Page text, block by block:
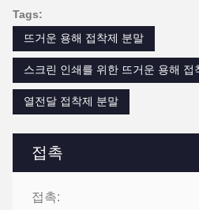
접촉
접촉:
Tags:
뜨거운 용해 접착제 분말
스크린 인쇄를 위한 뜨거운 용해 접
열전달 접착제 분말